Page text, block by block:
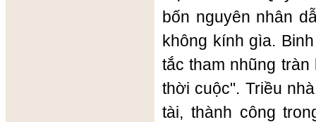
bốn nguyên nhân
không kính gìa.
tắc tham nhũng
thời cuộc". Triều
tài, thành công